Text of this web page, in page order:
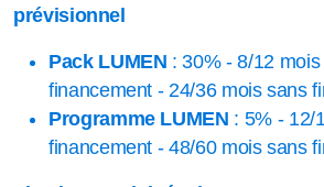
prévisionnel
Pack LUMEN : 30% - 8/12
financement - 24/36 mois sans
Programme LUMEN : 5% - 12/
financement - 48/60 mois sans